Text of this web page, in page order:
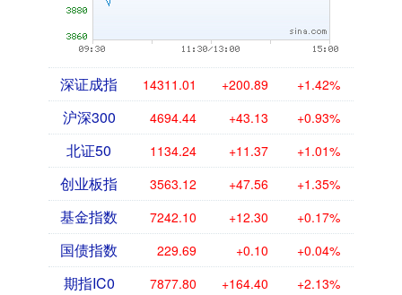
深证成指 14311.01 +200.89 +1.42%
沪深300 4694.44 +43.13 +0.93%
北证50 1134.24 +11.37 +1.01%
创业板指 3563.12 +47.56 +1.35%
基金指数 7242.10 +12.30 +0.17%
国债指数 229.69 +0.10 +0.04%
期指IC0 7877.80 +164.40 +2.13%